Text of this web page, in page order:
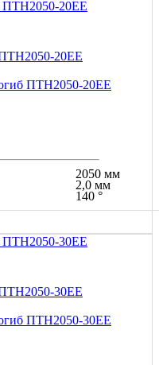
ПТН2050-20ЕЕ
2050 мм
2,0 мм
140 °
ПТН2050-30ЕЕ